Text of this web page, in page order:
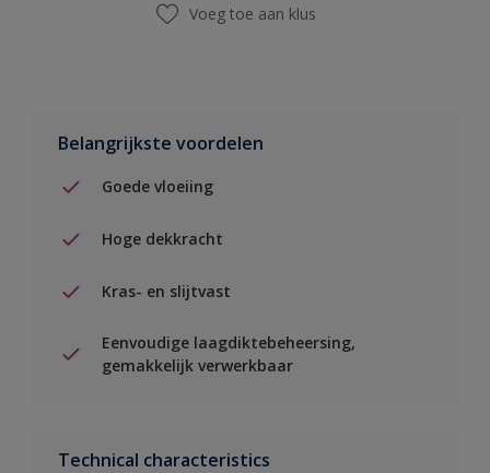
Voeg toe aan klus
Belangrijkste voordelen
Goede vloeiing
Hoge dekkracht
Kras- en slijtvast
Eenvoudige laagdiktebeheersing,
gemakkelijk verwerkbaar
Technical characteristics